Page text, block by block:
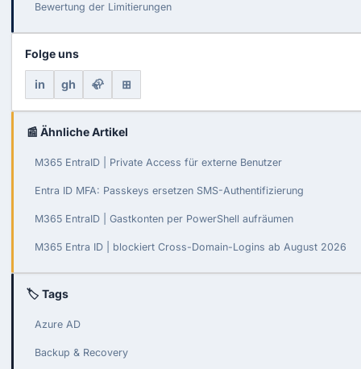
Bewertung der Limitierungen
Folge uns
in gh 🦣 ⊞
📰 Ähnliche Artikel
M365 EntraID | Private Access für externe Benutzer
Entra ID MFA: Passkeys ersetzen SMS-Authentifizierung
M365 EntraID | Gastkonten per PowerShell aufräumen
M365 Entra ID | blockiert Cross-Domain-Logins ab August 2026
🏷 Tags
Azure AD
Backup & Recovery